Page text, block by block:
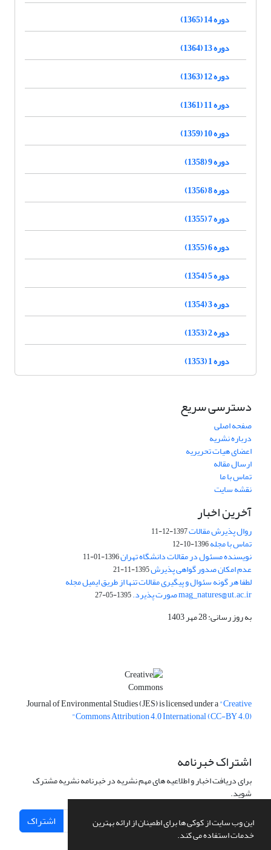
این وب سایت از کوکی ها برای اطمینان از ارائه بهترین
خدمات استفاده می کند.
دوره 14 (1365)
دوره 13 (1364)
دوره 12 (1363)
دوره 11 (1361)
دوره 10 (1359)
دوره 9 (1358)
دوره 8 (1356)
دوره 7 (1355)
دوره 6 (1355)
دوره 5 (1354)
دوره 3 (1354)
دوره 2 (1353)
دوره 1 (1353)
دسترسی سریع
صفحه اصلی
درباره نشریه
اعضای هیات تحریریه
ارسال مقاله
تماس با ما
نقشه سایت
آخرین اخبار
روال پذیرش مقالات1397-12-11
تماس با مجله1396-10-12
نویسنده مسئول در مقالات دانشگاه تهران1396-01-11
عدم امکان صدور گواهی پذیرش1395-11-21
لطفا هر گونه سئوال و پیگیری مقالات تنها از طریق ایمیل مجله
mag_natures@ut.ac.ir صورت پذیرد. 1395-05-27
به روز رسانی: 28 مهر 1403
Journal of Environmental Studies (JES) is licensed under a"Creative
Commons Attribution 4.0 International (CC-BY 4.0)"
اشتراک خبرنامه
برای دریافت اخبار و اطلاعیه های مهم نشریه در خبرنامه نشریه مشترک
شوید.
اشتراک